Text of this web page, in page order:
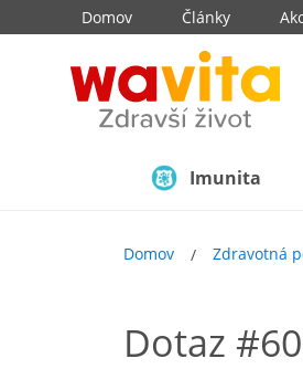
Domov Články
Imunita
Domov Zdravotná
Dotaz